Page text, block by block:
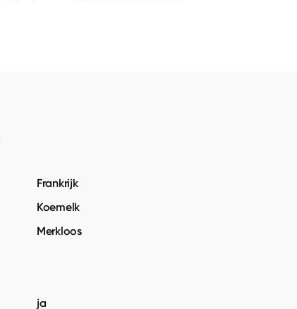
Frankrijk
Koemelk
Merkloos
ja